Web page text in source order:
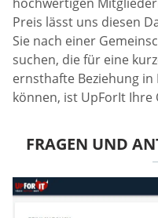
Preis lässt uns diesen
Sie nach einer
suchen, die für eine
ernsthafte Beziehung
können, ist UpForIt Ihre
FRAGEN UND